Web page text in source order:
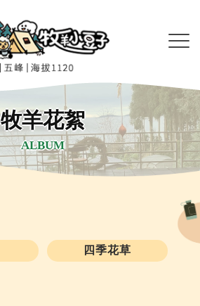
牧羊花絮
ALBUM
四季花草